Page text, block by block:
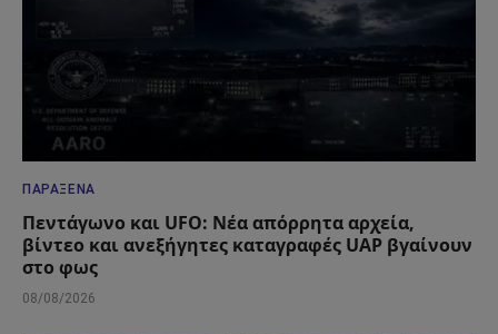
ΠΑΡΆΞΕΝΑ
Πεντάγωνο και UFO: Νέα απόρρητα αρχεία,
βίντεο και ανεξήγητες καταγραφές UAP βγαίνουν
στο φως
08/08/2026